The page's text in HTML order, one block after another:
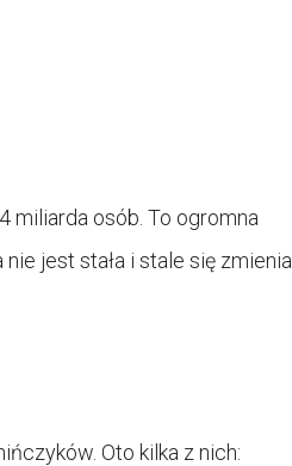
miliarda osób. To ogromna
jest stała i stale się zmienia
Oto kilka z nich: